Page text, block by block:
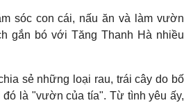
sóc con cái, nấu ăn và làm vườn
gắn bó với Tăng Thanh Hà nhiều
sẻ những loại rau, trái cây do bố
đó là "vườn của tía". Từ tình yêu ấy,